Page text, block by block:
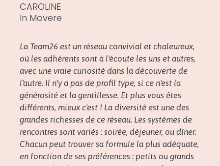
CAROLINE
In Movere
La Team26 est un réseau convivial et chaleureux,
où les adhérents sont à l'écoute les uns et autres,
avec une vraie curiosité dans la découverte de
l'autre. Il n'y a pas de profil type, si ce n'est la
générosité et la gentillesse. Et plus vous êtes
différents, mieux c'est ! La diversité est une des
grandes richesses de ce réseau. Les systèmes de
rencontres sont variés : soirée, déjeuner, ou dîner.
Chacun peut trouver sa formule la plus adéquate,
en fonction de ses préférences : petits ou grands